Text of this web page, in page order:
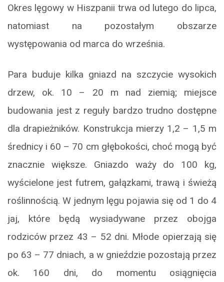
Okres lęgowy w Hiszpanii trwa od lutego do lipca,
natomiast na pozostałym obszarze
występowania od marca do września.
Para buduje kilka gniazd na szczycie wysokich
drzew, ok. 10 – 20 m nad ziemią; miejsce
budowania jest z reguły bardzo trudno dostępne
dla drapieżników. Konstrukcja mierzy 1,2 – 1,5 m
średnicy i 60 – 70 cm głębokości, choć mogą być
znacznie większe. Gniazdo waży do 100 kg,
wyścielone jest futrem, gałązkami, trawą i świeżą
roślinnością. W jednym lęgu pojawia się od 1 do 4
jaj, które będą wysiadywane przez obojga
rodziców przez 43 – 52 dni. Młode opierzają się
po 63 – 77 dniach, a w gnieździe pozostają przez
ok. 160 dni, do momentu osiągnięcia